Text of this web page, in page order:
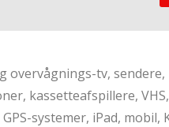
overvågnings-tv,
kassetteafspillere,
systemer, iPad, mobil,